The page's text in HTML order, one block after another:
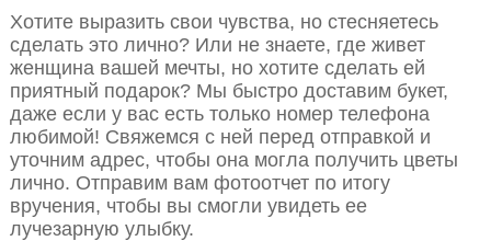
Хотите выразить свои чувства, но стесняетесь
сделать это лично? Или не знаете, где живет
женщина вашей мечты, но хотите сделать ей
приятный подарок? Мы быстро доставим букет,
даже если у вас есть только номер телефона
любимой! Свяжемся с ней перед отправкой и
уточним адрес, чтобы она могла получить цветы
лично. Отправим вам фотоотчет по итогу
вручения, чтобы вы смогли увидеть ее
лучезарную улыбку.